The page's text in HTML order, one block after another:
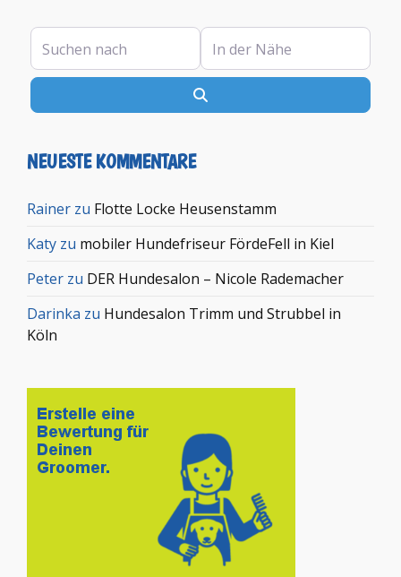
Suchen nach In der Nähe
NEUESTE KOMMENTARE
Rainer zu Flotte Locke Heusenstamm
Katy zu mobiler Hundefriseur FördeFell in Kiel
Peter zu DER Hundesalon – Nicole Rademacher
Darinka zu Hundesalon Trimm und Strubbel in
Köln